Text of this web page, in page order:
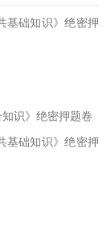
基础知识》绝密押
识》绝密押题卷
基础知识》绝密押